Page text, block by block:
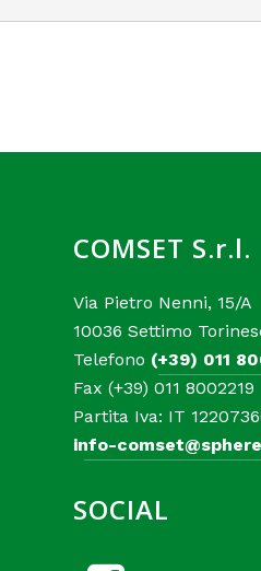
COMSET S.r.l.
Via Pietro Nenni, 15/A
10036 Settimo
Telefono (+39) 011
Fax (+39) 011 8002219
Partita Iva: IT
info-
SOCIAL